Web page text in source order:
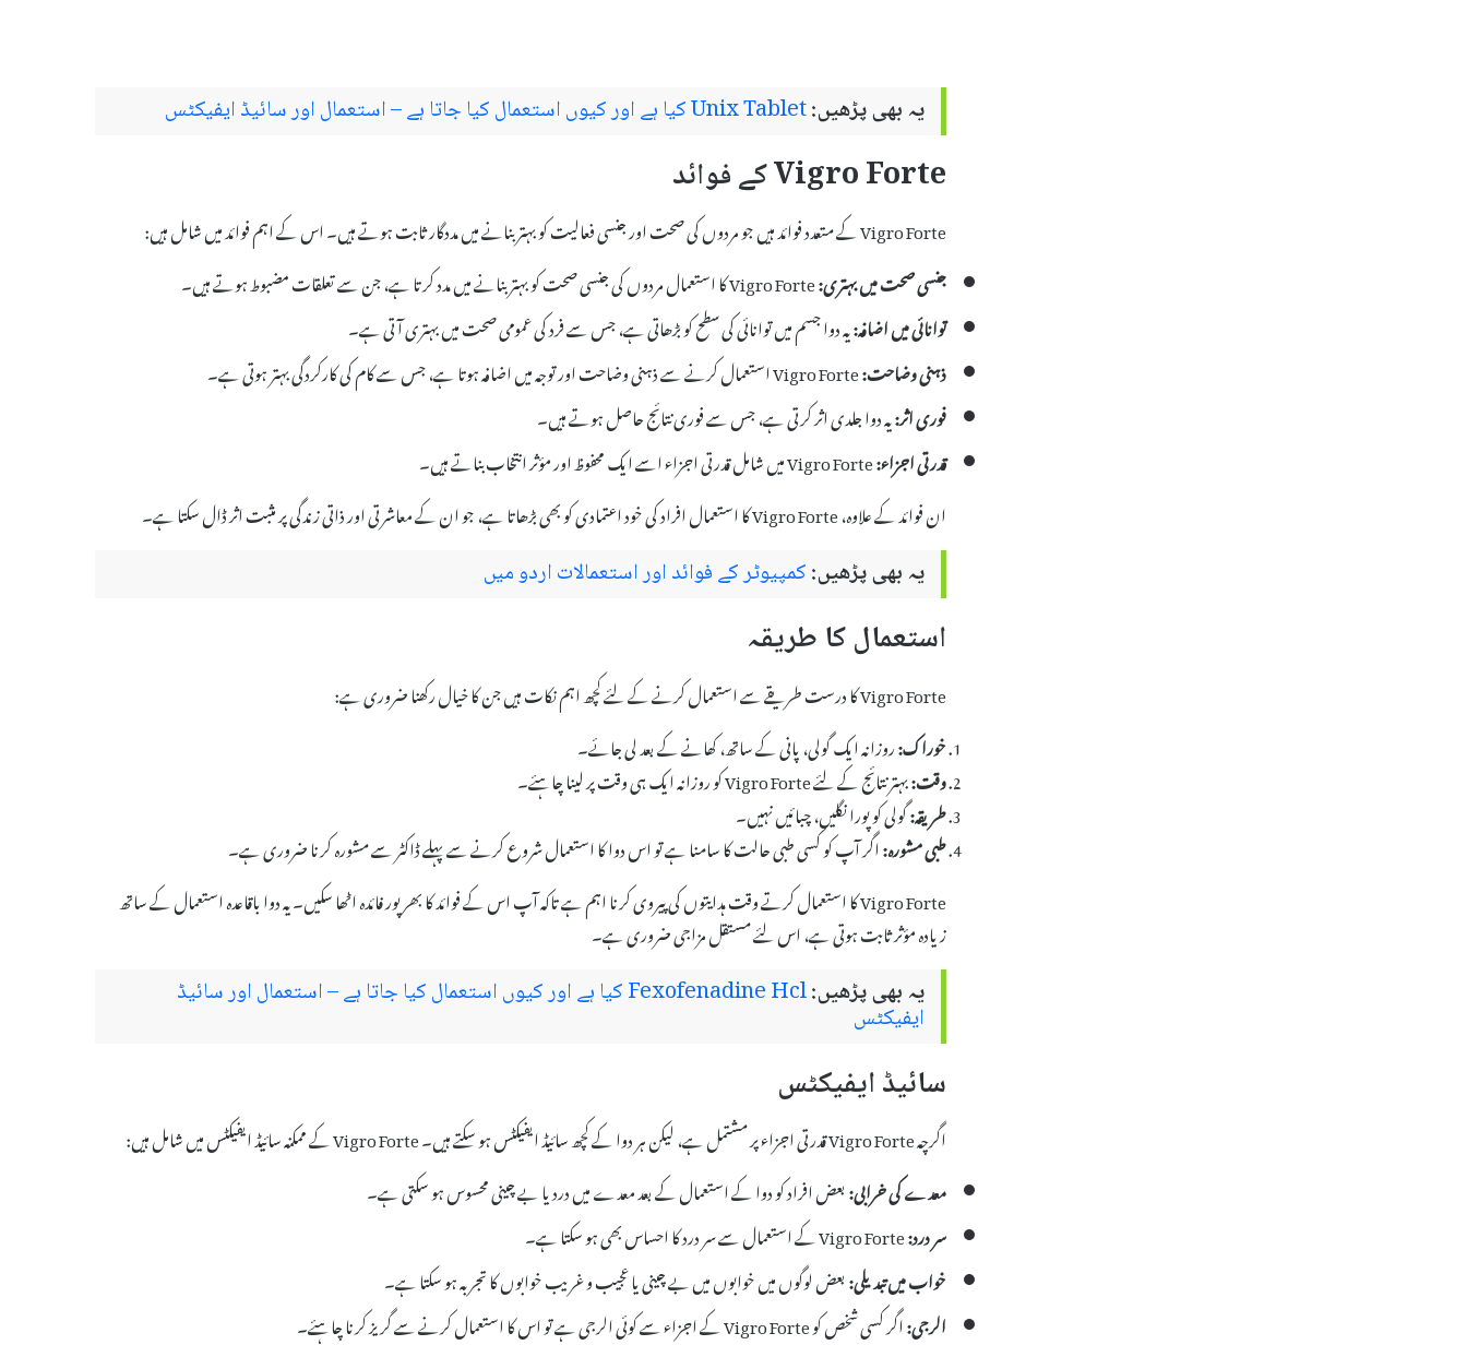
یہ بھی پڑھیں:Unix Tablet کیا ہے اور کیوں استعمال کیا جاتا ہے – استعمال اور سائیڈ ایفیکٹس
Vigro Forte کے فوائد
Vigro Forte کے متعدد فوائد ہیں جو مردوں کی صحت اور جنسی فعالیت کو بہتر بنانے میں مددگار ثابت ہوتے ہیں۔ اس کے اہم فوائد میں شامل ہیں:
جنسی صحت میں بہتری:
توانائی میں اضافہ:یہ دوا جسم میں توانائی کی سطح کو بڑھاتی ہے، جس سے فرد کی عمومی صحت میں بہتری آتی ہے۔
ذہنی وضاحت:
فوری اثر:یہ دوا جلدی اثر کرتی ہے، جس سے فوری نتائج حاصل ہوتے ہیں۔
قدرتی اجزاء:
ان فوائد کے علاوہ، Vigro Forte کا استعمال افراد کی خود اعتمادی کو بھی بڑھاتا ہے، جو ان کے معاشرتی اور ذاتی زندگی پر مثبت اثر ڈال سکتا ہے۔
یہ بھی پڑھیں:کمپیوٹر کے فوائد اور استعمالات اردو میں
استعمال کا طریقہ
Vigro Forte کا درست طریقے سے استعمال کرنے کے لئے کچھ اہم نکات ہیں جن کا خیال رکھنا ضروری ہے:
خوراک:روزانہ ایک گولی، پانی کے ساتھ، کھانے کے بعد لی جائے۔
وقت:بہتر نتائج کے لئے Vigro Forte کو روزانہ ایک ہی وقت پر لینا چاہئے۔
طریقہ:گولی کو پورا نگلیں، چبائیں نہیں۔
طبی مشورہ:اگر آپ کو کسی طبی حالت کا سامنا ہے تو اس دوا کا استعمال شروع کرنے سے پہلے ڈاکٹر سے مشورہ کرنا ضروری ہے۔
Vigro Forte کا استعمال کرتے وقت ہدایتوں کی پیروی کرنا اہم ہے تاکہ آپ اس کے فوائد کا بھرپور فائدہ اٹھا سکیں۔ یہ دوا باقاعدہ استعمال کے ساتھ
زیادہ مؤثر ثابت ہوتی ہے، اس لئے مستقل مزاجی ضروری ہے۔
یہ بھی پڑھیں: Fexofenadine Hcl کیا ہے اور کیوں استعمال کیا جاتا ہے – استعمال اور سائیڈ
ایفیکٹس
سائیڈ ایفیکٹس
اگرچہ Vigro Forte قدرتی اجزاء پر مشتمل ہے، لیکن ہر دوا کے کچھ سائیڈ ایفیکٹس ہو سکتے ہیں۔ Vigro Forte کے ممکنہ سائیڈ ایفیکٹس میں شامل ہیں:
معدے کی خرابی:بعض افراد کو دوا کے استعمال کے بعد معدے میں درد یا بے چینی محسوس ہو سکتی ہے۔
سر درد:
خواب میں تبدیلی:بعض لوگوں میں خوابوں میں بے چینی یا عجیب و غریب خوابوں کا تجربہ ہو سکتا ہے۔
الرجی:اگر کسی شخص کو Vigro Forte کے اجزاء سے کوئی الرجی ہے تو اس کا استعمال کرنے سے گریز کرنا چاہئے۔